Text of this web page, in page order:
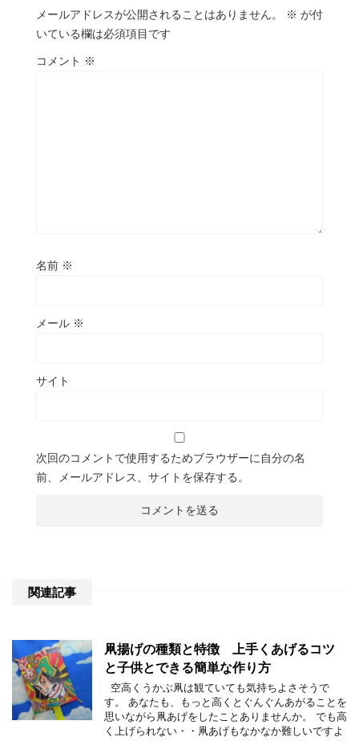
メールアドレスが公開されることはありません。 ※ が付
いている欄は必須項目です
コメント ※
名前 ※
メール ※
サイト
次回のコメントで使用するためブラウザーに自分の名
前、メールアドレス、サイトを保存する。
関連記事
凧揚げの種類と特徴 上手くあげるコツ
と子供とできる簡単な作り方
空高くうかぶ凧は観ていても気持ちよさそうで
す。 あなたも、もっと高くとぐんぐんあがることを
思いながら凧あげをしたことありませんか。 でも高
く上げられない・・凧あげもなかなか難しいですよ